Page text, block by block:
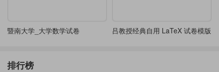
暨南大学_大学数学试卷 吕教授经典自用 LaTeX 试卷模版
排行榜